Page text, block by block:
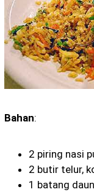
Bahan:
2 piring nasi
2 butir telur,
1 batang